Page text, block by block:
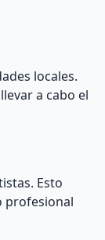
locales.
a cabo el
Esto
profesional